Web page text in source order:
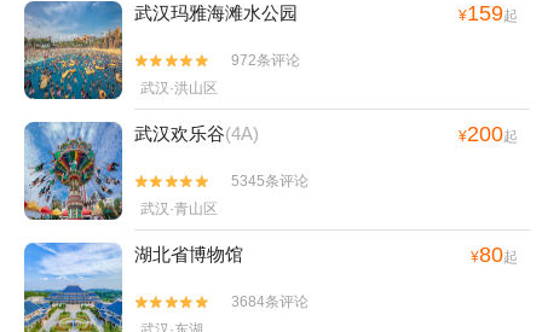
武汉玛雅海滩水公园 ¥159起


972条评论
武汉·洪山区
武汉欢乐谷(4A) ¥200起


5345条评论
武汉·青山区
湖北省博物馆 ¥80起


3684条评论